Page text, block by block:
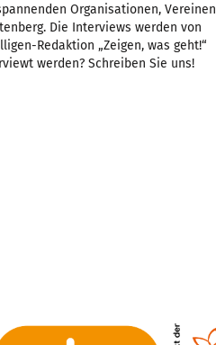
Organisationen, Vereinen
Die Interviews werden von
Redaktion „Zeigen, was geht!“
werden? Schreiben Sie uns!